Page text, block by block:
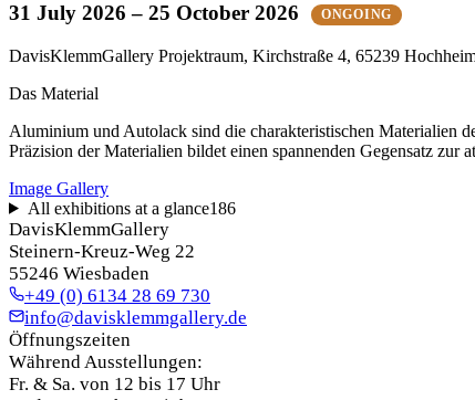
31 July 2026 – 25 October 2026 ONGOING
DavisKlemmGallery Projektraum, Kirchstraße 4, 65239
Das Material
Aluminium und Autolack sind die charakteristischen Materialien
Präzision der Materialien bildet einen spannenden Gegensatz
Image Gallery
All exhibitions at a glance186
DavisKlemmGallery
Steinern-Kreuz-Weg 22
55246 Wiesbaden
+49 (0) 6134 28 69 730
info@davisklemmgallery.de
Öffnungszeiten
Während Ausstellungen:
Fr. & Sa. von 12 bis 17 Uhr